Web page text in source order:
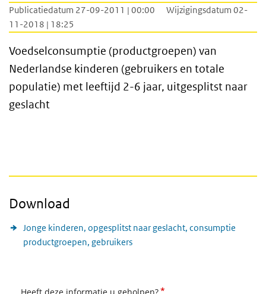
Publicatiedatum 27-09-2011 | 00:00
Wijzigingsdatum 02-
11-2018 | 18:25
Voedselconsumptie (productgroepen) van
Nederlandse kinderen (gebruikers en totale
populatie) met leeftijd 2-6 jaar, uitgesplitst naar
geslacht
Download
Jonge kinderen, opgesplitst naar geslacht, consumptie
productgroepen, gebruikers
*